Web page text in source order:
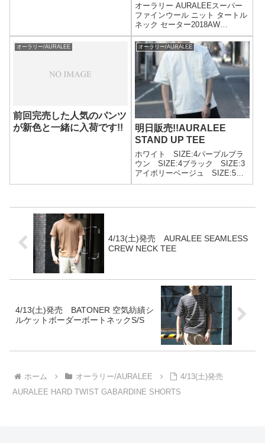
オーラリー AURALEEスーパー
ファインウール ニット タートル
ネック セーター2018AW
(AURALEE-SFWOOLRIB-
TURTLE
(A8AP03RK))PRICE:38,000yen+
taxサイズ 4 着用 ANATOMI...
オーラリー/AURALEE
前回完売した人気のパンツ
が新色と一緒に入荷です!!
オーラリー/AURALEE
明日販売!!AURALEE
STAND UP TEE
ホワイト SIZE:4パープルブラ
ウン SIZE:4ブラック SIZE:3
アイボリーベージュ SIZE:5オ
ーラリー AURALEEスタンドア
4/13(土)発売 AURALEE SEAMLESS
CREW NECK TEE
4/13(土)発売 BATONER 空気紡績シ
ルケットボーダーボートネックS/S
ホーム オーラリー/AURALEE
4/13(土)発売
AURALEE HARD TWIST GABARDINE SHORTS